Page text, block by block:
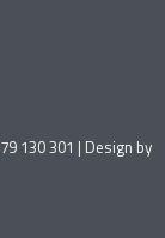
130 301 | Design by